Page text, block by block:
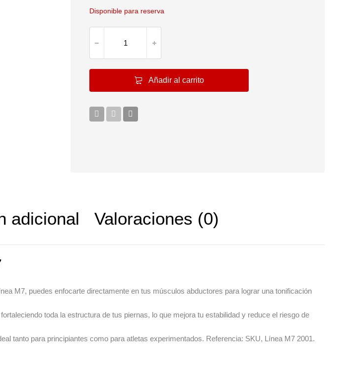
Disponible para reserva
Añadir al carrito
adicional Valoraciones (0)
M7, puedes enfocarte directamente en tus músculos abductores para lograr una tonificación
toda la estructura de tus piernas, lo que mejora tu estabilidad y reduce el riesgo de
tanto para principiantes como para atletas experimentados. Referencia: SKU, Línea M7 2001.